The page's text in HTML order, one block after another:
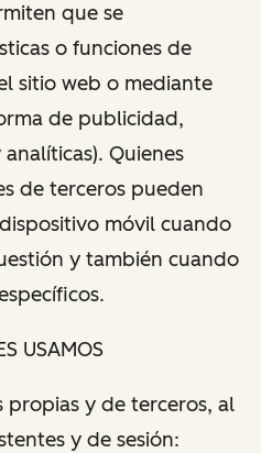
que se
o funciones de
sitio web o mediante
de publicidad,
Quienes
de terceros pueden
móvil cuando
y también cuando
USAMOS
propias y de terceros, al
y de sesión: